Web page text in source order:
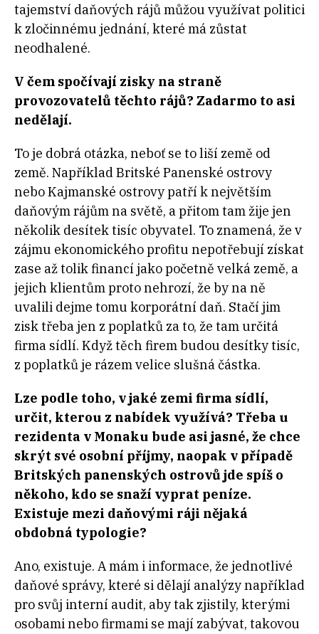
tajemství daňových rájů můžou využívat politici
k zločinnému jednání, které má zůstat
neodhalené.
V čem spočívají zisky na straně
provozovatelů těchto rájů? Zadarmo to asi
nedělají.
To je dobrá otázka, neboť se to liší země od
země. Například Britské Panenské ostrovy
nebo Kajmanské ostrovy patří k největším
daňovým rájům na světě, a přitom tam žije jen
několik desítek tisíc obyvatel. To znamená, že v
zájmu ekonomického profitu nepotřebují získat
zase až tolik financí jako početně velká země, a
jejich klientům proto nehrozí, že by na ně
uvalili dejme tomu korporátní daň. Stačí jim
zisk třeba jen z poplatků za to, že tam určitá
firma sídlí. Když těch firem budou desítky tisíc,
z poplatků je rázem velice slušná částka.
Lze podle toho, v jaké zemi firma sídlí,
určit, kterou z nabídek využívá? Třeba u
rezidenta v Monaku bude asi jasné, že chce
skrýt své osobní příjmy, naopak v případě
Britských panenských ostrovů jde spíš o
někoho, kdo se snaží vyprat peníze.
Existuje mezi daňovými ráji nějaká
obdobná typologie?
Ano, existuje. A mám i informace, že jednotlivé
daňové správy, které si dělají analýzy například
pro svůj interní audit, aby tak zjistily, kterými
osobami nebo firmami se mají zabývat, takovou